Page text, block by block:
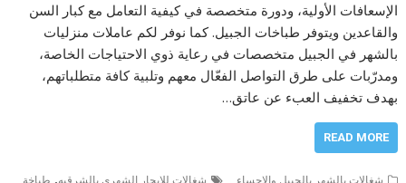
الإسعافات الأولية، ودورة متخصصة في كيفية التعامل مع كبار السن
والقاعدين ويتوفر طباخات الجبيل. كما نوفر لكم عاملات منزليات
بالشهر في الجبيل متخصصات في رعاية ذوي الاحتياجات الخاصة،
ومدرّبات على طرق التواصل الفعّال معهم وتلبية كافة متطلباتهم،
بهدف تخفيف العبء عن عاتق…
READ MORE
شغالات بالشهر بالجبيل والاحساء شغالات للايجار الشهري بالشرقيه, طباخة